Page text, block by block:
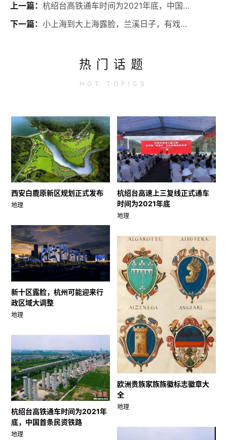
上一篇：
杭绍台高铁通车时间为2021年底，中国首条民资铁路
下一篇：
小上海到大上海露脸，兰溪日子，有戏有味，李渔故乡成长三角旅游热
热门话题
HOT TOPICS
西安白鹿原新区规划正式发布
地理
杭绍台高速上三复线正式通车
时间为2021年底
地理
新十区露脸，杭州可能迎来行
政区域大调整
地理
欧洲贵族家族族徽标志徽章大
全
地理
杭绍台高铁通车时间为2021年
底，中国首条民资铁路
地理